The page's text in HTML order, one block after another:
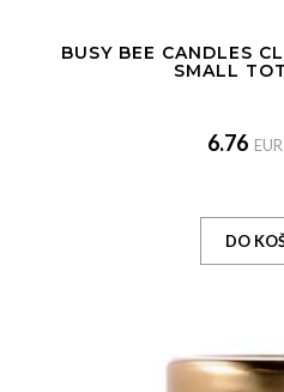
BUSY BEE CANDLES
SMALL
6.76 EUR